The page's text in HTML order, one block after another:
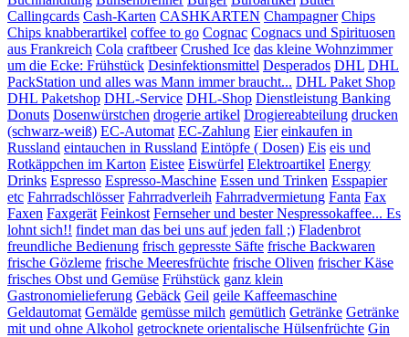
Callingcards Cash-Karten CASHKARTEN Champagner Chips
Chips knabberartikel coffee to go Cognac Cognacs und Spirituosen
aus Frankreich Cola craftbeer Crushed Ice das kleine Wohnzimmer
um die Ecke: Frühstück Desinfektionsmittel Desperados DHL DHL
PackStation und alles was Mann immer braucht... DHL Paket Shop
DHL Paketshop DHL-Service DHL-Shop Dienstleistung Banking
Donuts Dosenwürstchen drogerie artikel Drogiereabteilung drucken
(schwarz-weiß) EC-Automat EC-Zahlung Eier einkaufen in
Russland eintauchen in Russland Eintöpfe ( Dosen) Eis eis und
Rotkäppchen im Karton Eistee Eiswürfel Elektroartikel Energy
Drinks Espresso Espresso-Maschine Essen und Trinken Esspapier
etc Fahrradschlösser Fahrradverleih Fahrradvermietung Fanta Fax
Faxen Faxgerät Feinkost Fernseher und bester Nespressokaffee... Es
lohnt sich!! findet man das bei uns auf jeden fall ;) Fladenbrot
freundliche Bedienung frisch gepresste Säfte frische Backwaren
frische Gözleme frische Meeresfrüchte frische Oliven frischer Käse
frisches Obst und Gemüse Frühstück ganz klein
Gastronomielieferung Gebäck Geil geile Kaffeemaschine
Geldautomat Gemälde gemüsse milch gemütlich Getränke Getränke
mit und ohne Alkohol getrocknete orientalische Hülsenfrüchte Gin